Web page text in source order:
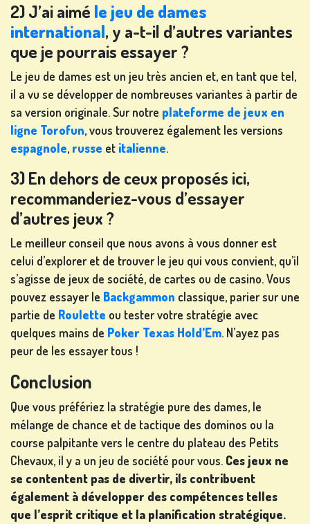
2) J’ai aimé le jeu de dames
international, y a-t-il d’autres variantes
que je pourrais essayer ?
Le jeu de dames est un jeu très ancien et, en tant que tel,
il a vu se développer de nombreuses variantes à partir de
sa version originale. Sur notre plateforme de jeux en
ligne Torofun, vous trouverez également les versions
espagnole, russe et italienne.
3) En dehors de ceux proposés ici,
recommanderiez-vous d’essayer
d’autres jeux ?
Le meilleur conseil que nous avons à vous donner est
celui d’explorer et de trouver le jeu qui vous convient, qu’il
s’agisse de jeux de société, de cartes ou de casino. Vous
pouvez essayer le Backgammon classique, parier sur une
partie de Roulette ou tester votre stratégie avec
quelques mains de Poker Texas Hold’Em. N’ayez pas
peur de les essayer tous !
Conclusion
Que vous préfériez la stratégie pure des dames, le
mélange de chance et de tactique des dominos ou la
course palpitante vers le centre du plateau des Petits
Chevaux, il y a un jeu de société pour vous. Ces jeux ne
se contentent pas de divertir, ils contribuent
également à développer des compétences telles
que l’esprit critique et la planification stratégique.